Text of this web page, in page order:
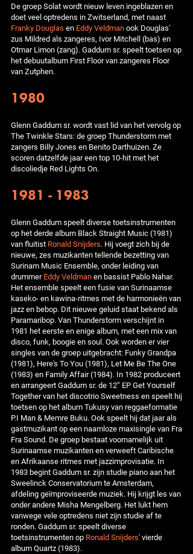
De groep Solat wordt nieuw leven ingeblazen en
doet veel optredens in Zwitserland, met naast
Franky Douglas en Eddy Veldmanook Douglas'
zus Mildred als zangeres, Ivor Mitchell (bas) en
Otmar Limon (zang). Gaddum sr. speelt toetsen op
het debuutalbum First Floor van zangeres Floor
van Zutphen.
1980
Glenn Gaddum sr. wordt vast lid van het vervolg op
The Twinkle Stars: de groep Thunderstorm met
zangers Billy Jones en Benito Darthuizen. Ze
scoren datzelfde jaar een top 10-hit met het
discoliedje Red Lights On.
1981 - 1983
Glenn Gaddum speelt diverse toetsinstrumenten
op het derde album Black Straight Music (1981)
van fluitist Ronald Snijders. Hij voegt zich bij de
nieuwe, zes muzikanten tellende bezetting van
Surinam Music Ensemble, onder leiding van
drummerEddy Veldmanen bassist Pablo Nahar.
Het ensemble speelt een fusie van Surinaamse
kaseko- en kawina-ritmes met de harmonieën van
jazz en bebop. Dit nieuwe geluid staat bekend als
Paramaribop. Van Thunderstorm verschijnt in
1981 het eerste en enige album, met een mix van
disco, funk, boogie en soul. Ook worden er vier
singles van de groep uitgebracht: Funky Grandpa
(1981), Here's To You (1981), Let Me Be The One
(1983) en Family Affair (1984). In 1982 produceert
en arrangeert Gaddum sr. de 12” EP Get Yourself
Together van het discotrio Sweetness en speelt hij
toetsen op het album Tukusy van reggaeformatie
P.I Man & Memre Buku. Ook speelt hij dat jaar als
gastmuzikant op een naamloze maxisingle van Fra
Fra Sound. De groep bestaat voornamelijk uit
Surinaamse muzikanten en verweeft Caribische
en Afrikaanse ritmes met jazzimprovisatie. In
1983 begint Gaddum sr. zijn studie piano aan het
Sweelinck Conservatorium te Amsterdam,
afdeling geïmproviseerde muziek. Hij krijgt les van
onder andere Misha Mengelberg. Het lukt hem
vanwege vele optredens niet zijn studie af te
ronden. Gaddum sr. speelt diverse
toetsinstrumenten op Ronald Snijders' vierde
album Quartz (1983).